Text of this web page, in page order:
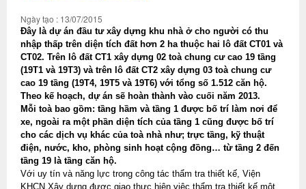
Ngày tạo : 13/07/2015
Đây là dự án đầu tư xây dựng khu nhà ở cho người có thu
nhập thấp trên diện tích đất hơn 2 ha thuộc hai lô đất CT01 và
CT02. Trên lô đất CT1 xây dựng 02 toà chung cư cao 19 tầng
(19T1 và 19T3) và trên lô đất CT2 xây dựng 03 toà chung cư
cao 19 tầng (19T4, 19T5 và 19T6) với tổng số 1.512 căn hộ.
Theo kế hoạch, dự án sẽ hoàn thành vào cuối năm 2013.
Mỗi toà bao gồm: tầng hầm và tầng 1 được bố trí làm nơi để
xe, ngoài ra một phần diện tích của tầng 1 cũng được bố trí
cho các dịch vụ khác của toà nhà như; trực tầng, kỹ thuật
điện, nước, kho, phòng sinh hoạt cộng đồng… từ tầng 2 đến
tầng 19 là tầng căn hộ.
Với uy tín và năng lực trong công tác thẩm tra thiết kế, Viện
KHCN Xây dựng được giao thực hiện việc thẩm tra thiết kế một